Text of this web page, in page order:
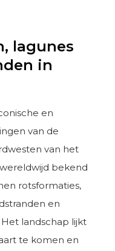
lagunes
in
en
van de
van het
bekend
rotsformaties,
en
landschap lijkt
te komen en